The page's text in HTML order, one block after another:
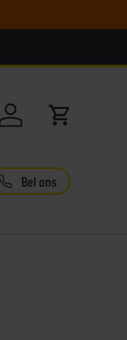
Inloggen
Bel ons